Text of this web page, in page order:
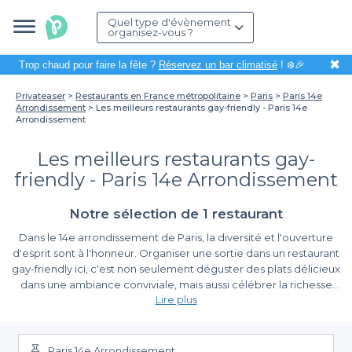
Quel type d'évènement
organisez-vous ?
Trop chaud pour faire la fête ? Réservez un bar climatisé! ❄️🎉 ✖
Privateaser Restaurants en France métropolitaine Paris
Paris 14e
Arrondissement
Les meilleurs restaurants gay-friendly - Paris 14e
Arrondissement
Les meilleurs restaurants gay-
friendly - Paris 14e Arrondissement
Notre sélection de 1 restaurant
Dans le 14e arrondissement de Paris, la diversité et l'ouverture
d'esprit sont à l'honneur. Organiser une sortie dans un restaurant
gay-friendly ici, c'est non seulement déguster des plats délicieux
dans une ambiance conviviale, mais aussi célébrer la richesse
des cultures qui cohabitent dans ce quartier emblématique.
une occasion spéciale, il est essentiel de choisir un
établissement qui reflète vos valeurs et vos attentes.
L'expérience de réservation simplifiée avec
Privateaser
Lire plus